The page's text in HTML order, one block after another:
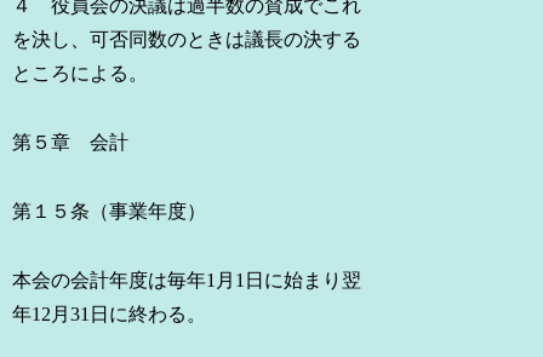
４ 役員会の決議は過半数の賛成でこれ
を決し、可否同数のときは議長の決する
ところによる。
第５章 会計
第１５条（事業年度）
本会の会計年度は毎年1月1日に始まり翌
年12月31日に終わる。